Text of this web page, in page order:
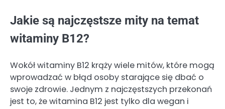
Jakie są najczęstsze mity na temat
witaminy B12?
Wokół witaminy B12 krąży wiele mitów, które mogą
wprowadzać w błąd osoby starające się dbać o
swoje zdrowie. Jednym z najczęstszych przekonań
jest to, że witamina B12 jest tylko dla wegan i